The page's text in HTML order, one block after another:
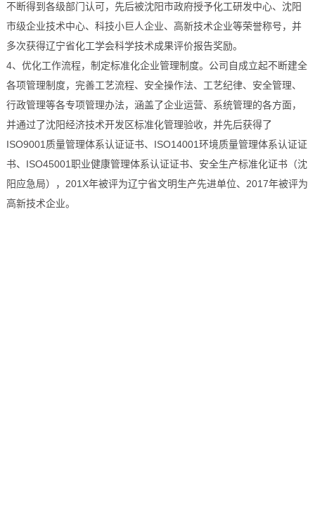
不断得到各级部门认可，先后被沈阳市政府授予化工研发中心、沈阳
市级企业技术中心、科技小巨人企业、高新技术企业等荣誉称号，并
多次获得辽宁省化工学会科学技术成果评价报告奖励。
4、优化工作流程，制定标准化企业管理制度。公司自成立起不断建全
各项管理制度，完善工艺流程、安全操作法、工艺纪律、安全管理、
行政管理等各专项管理办法，涵盖了企业运营、系统管理的各方面，
并通过了沈阳经济技术开发区标准化管理验收，并先后获得了
ISO9001质量管理体系认证证书、ISO14001环境质量管理体系认证证
书、ISO45001职业健康管理体系认证证书、安全生产标准化证书（沈
阳应急局），201X年被评为辽宁省文明生产先进单位、2017年被评为
高新技术企业。